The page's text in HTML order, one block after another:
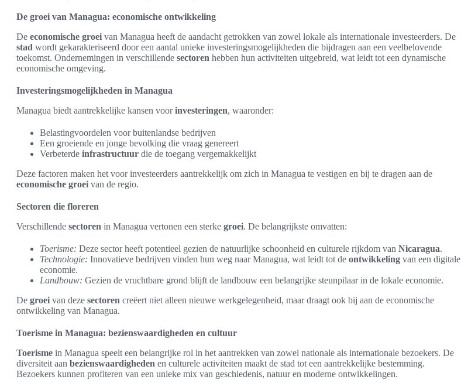
De groei van Managua: economische ontwikkeling
De economische groei van Managua heeft de aandacht getrokken van zowel lokale als internationale investeerders. De
stad wordt gekarakteriseerd door een aantal unieke investeringsmogelijkheden die bijdragen aan een veelbelovende
toekomst. Ondernemingen in verschillende sectoren hebben hun activiteiten uitgebreid, wat leidt tot een dynamische
economische omgeving.
Investeringsmogelijkheden in Managua
Managua biedt aantrekkelijke kansen voorinvesteringen, waaronder:
Belastingvoordelen voor buitenlandse bedrijven
Een groeiende en jonge bevolking die vraag genereert
Verbeterde infrastructuur die de toegang vergemakkelijkt
Deze factoren maken het voor investeerders aantrekkelijk om zich in Managua te vestigen en bij te dragen aan de
economische groei van de regio.
Sectoren die floreren
Verschillende sectoren in Managua vertonen een sterke groei. De belangrijkste omvatten:
Toerisme: Deze sector heeft potentieel gezien de natuurlijke schoonheid en culturele rijkdom van Nicaragua.
Technologie: Innovatieve bedrijven vinden hun weg naar Managua, wat leidt tot de ontwikkeling van een digitale
economie.
Landbouw: Gezien de vruchtbare grond blijft de landbouw een belangrijke steunpilaar in de lokale economie.
De groei van deze sectoren creëert niet alleen nieuwe werkgelegenheid, maar draagt ook bij aan de economische
ontwikkeling van Managua.
Toerisme in Managua: bezienswaardigheden en cultuur
Toerisme in Managua speelt een belangrijke rol in het aantrekken van zowel nationale als internationale bezoekers. De
diversiteit aan bezienswaardigheden en culturele activiteiten maakt de stad tot een aantrekkelijke bestemming.
Bezoekers kunnen profiteren van een unieke mix van geschiedenis, natuur en moderne ontwikkelingen.